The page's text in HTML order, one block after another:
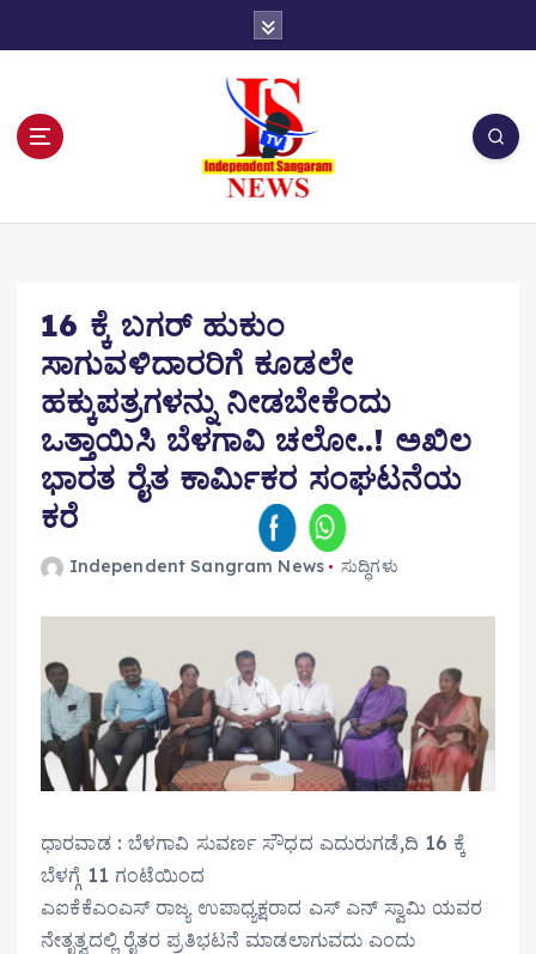
16 ಕ್ಕೆ ಬಗರ್ ಹುಕುಂ
ಸಾಗುವಳಿದಾರರಿಗೆ ಕೂಡಲೇ
ಹಕ್ಕುಪತ್ರಗಳನ್ನು ನೀಡಬೇಕೆಂದು
ಒತ್ತಾಯಿಸಿ ಬೆಳಗಾವಿ ಚಲೋ..! ಅಖಿಲ
ಭಾರತ ರೈತ ಕಾರ್ಮಿಕರ ಸಂಘಟನೆಯ
ಕರೆ
Independent Sangram News ಸುದ್ಧಿಗಳು
ಧಾರವಾಡ : ಬೆಳಗಾವಿ ಸುವರ್ಣ ಸೌಧದ ಎದುರುಗಡೆ,ದಿ 16 ಕ್ಕೆ
ಬೆಳಗ್ಗೆ 11 ಗಂಟೆಯಿಂದ
ಎಐಕೆಕೆಎಂಎಸ್‌ ರಾಜ್ಯ ಉಪಾಧ್ಯಕ್ಷರಾದ ಎಸ್ ಎನ್ ಸ್ವಾಮಿ ಯವರ
ನೇತೃತ್ವದಲ್ಲಿ ರೈತರ ಪ್ರತಿಭಟನೆ ಮಾಡಲಾಗುವದು ಎಂದು